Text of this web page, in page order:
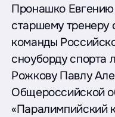
Пронашко
старшему тренеру
команды
сноуборду
Рожкову Павлу
Общероссийской
«Паралимпийский